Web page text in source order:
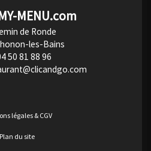
MENU.com
de Ronde
les-Bains
50 81 88 96
légales & CGV
Plan du site